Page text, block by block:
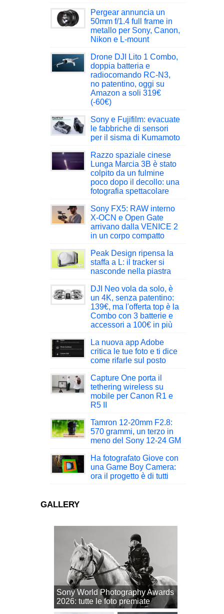
Pergear annuncia un
50mm f/1.4 full frame in
metallo per Sony, Canon,
Nikon e L-mount
Drone DJI Lito 1 Combo,
doppia batteria e
radiocomando RC-N3,
no patentino, oggi su
Amazon a soli 319€
(-60€)
Sony e Fujifilm: evacuate
le fabbriche di sensori
per il sisma di Kumamoto
Razzo spaziale cinese
Lunga Marcia 3B è stato
colpito da un fulmine
poco dopo il decollo: una
fotografia spettacolare
Sony FX5: RAW interno
X-OCN e Open Gate
arrivano dalla VENICE 2
in un corpo compatto
Peak Design ripensa la
staffa a L: il tracker si
nasconde nella piastra
DJI Neo vola da solo, è
un 4K, senza patentino:
139€, ma l'offerta top è la
Combo con 3 batterie e
accessori a 100€ in più
La nuova app Adobe
critica le tue foto e ti dice
come rifarle sul posto
Capture One porta il
tethering wireless su
mobile per Canon R1 e
R5 II
Tamron 12-20mm F2.8:
570 grammi, un terzo in
meno del Sony 12-24 GM
Ha fotografato Giove con
una Game Boy Camera:
ora il progetto è di tutti
GALLERY
Sony World Photography Awards
2026: tutte le foto premiate